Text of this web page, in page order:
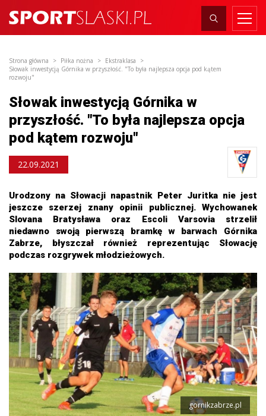
Strona główna Piłka nożna
Ekstraklasa
Słowak inwestycją Górnika w przyszłość. "To była najlepsza opcja pod kątem
rozwoju"
Słowak inwestycją Górnika w
przyszłość. "To była najlepsza opcja
pod kątem rozwoju"
22.09.2021
Urodzony na Słowacji napastnik Peter Juritka nie jest
jeszcze szerzej znany opinii publicznej. Wychowanek
Slovana Bratysława oraz Escoli Varsovia strzelił
niedawno swoją pierwszą bramkę w barwach Górnika
Zabrze, błyszczał również reprezentując Słowację
podczas rozgrywek młodzieżowych.
gornikzabrze.pl